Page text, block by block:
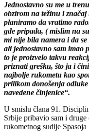
Jednostavno su me u
obzirom na težinu i
planiramo da vratimo
gde pripada, ( mislim na
mi nije bila namera i da
ali jednostavno sam imao
to je proizvelo takvu
priznati grešku, što ja i
najbolje rukometu kao
prilikom donošenja
navedene činjenice“.
U smislu člana 91.
Srbije pribavio sam i
rukometnog sudije